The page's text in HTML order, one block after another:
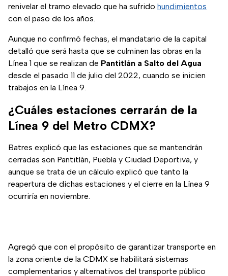
renivelar el tramo elevado que ha sufrido hundimientos
con el paso de los años.
Aunque no confirmó fechas, el mandatario de la capital
detalló que será hasta que se culminen las obras en la
Línea 1 que se realizan de Pantitlán a Salto del Agua
desde el pasado 11 de julio del 2022, cuando se inicien
trabajos en la Línea 9.
¿Cuáles estaciones cerrarán de la
Línea 9 del Metro CDMX?
Batres explicó que las estaciones que se mantendrán
cerradas son Pantitlán, Puebla y Ciudad Deportiva, y
aunque se trata de un cálculo explicó que tanto la
reapertura de dichas estaciones y el cierre en la Línea 9
ocurriría en noviembre.
Agregó que con el propósito de garantizar transporte en
la zona oriente de la CDMX se habilitará sistemas
complementarios y alternativos del transporte público